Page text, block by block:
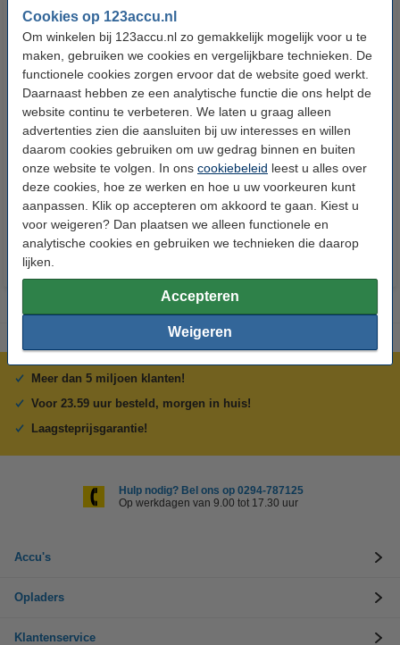
Cookies op 123accu.nl
Om winkelen bij 123accu.nl zo gemakkelijk mogelijk voor u te
maken, gebruiken we cookies en vergelijkbare technieken. De
functionele cookies zorgen ervoor dat de website goed werkt.
Daarnaast hebben ze een analytische functie die ons helpt de
website continu te verbeteren. We laten u graag alleen
advertenties zien die aansluiten bij uw interesses en willen
daarom cookies gebruiken om uw gedrag binnen en buiten
onze website te volgen. In ons cookiebeleid leest u alles over
deze cookies, hoe ze werken en hoe u uw voorkeuren kunt
aanpassen. Klik op accepteren om akkoord te gaan. Kiest u
voor weigeren? Dan plaatsen we alleen functionele en
analytische cookies en gebruiken we technieken die daarop
lijken.
Accepteren
Weigeren
123accu Xtreme Power AAA /
MN2400 / LR03 alkaline batterij
€ 14,50 € 13,05
Inclusief 21%
BTW
123accu Xtreme Power
knoopcellen multipack
€ 5,95 € 5,36 Inclusief 21% BTW
Meer dan 5 miljoen klanten!
Voor 23.59 uur besteld, morgen in huis!
Laagsteprijsgarantie!
Hulp nodig? Bel ons op 0294-787125
Op werkdagen van 9.00 tot 17.30 uur
Accu's
Opladers
Klantenservice